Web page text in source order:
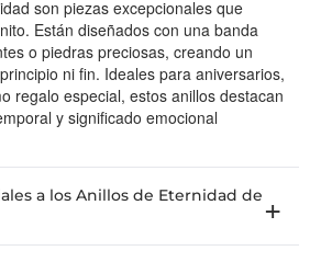
son piezas excepcionales que
Están diseñados con una banda
o piedras preciosas, creando un
ni fin. Ideales para aniversarios,
regalo especial, estos anillos destacan
y significado emocional
a los Anillos de Eternidad de